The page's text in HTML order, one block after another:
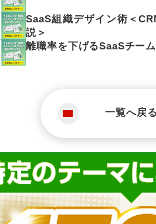
SaaS組織デザイン術＜
説＞
離職率を下げるSaaSチー
一覧へ戻る